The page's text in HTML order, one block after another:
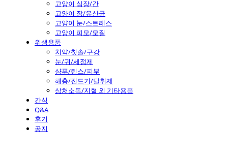
고양이 심장/간
고양이 장/유산균
고양이 눈/스트레스
고양이 피모/모질
위생용품
치약/칫솔/구강
눈/귀/세정제
샴푸/린스/피부
해충/진드기/탈취제
상처소독/지혈 외 기타용품
간식
Q&A
후기
공지